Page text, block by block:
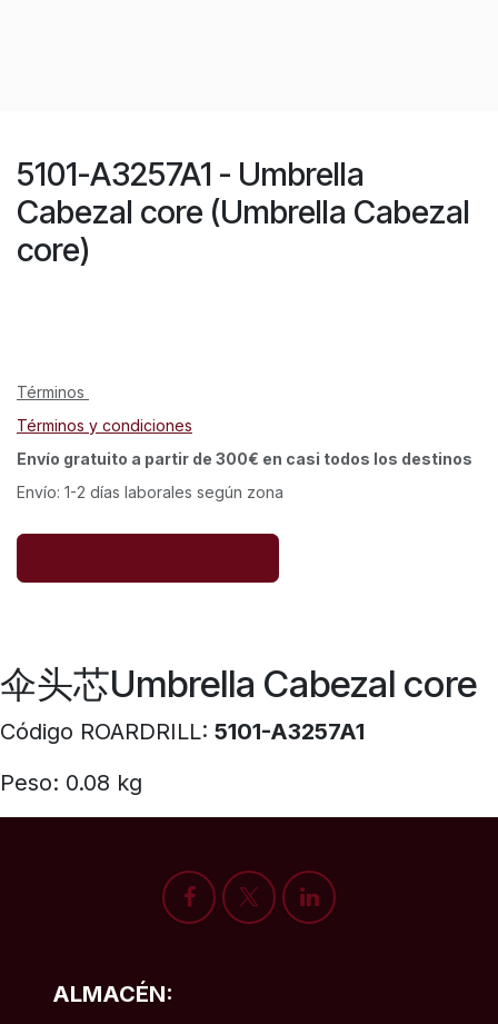
5101-A3257A1 - Umbrella
Cabezal core (Umbrella Cabezal
core)
Términos
Términos y condiciones
Envío gratuito a partir de 300€ en casi todos los destinos
Envío: 1-2 días laborales según zona
伞头芯Umbrella Cabezal core
Código ROARDRILL: 5101-A3257A1
Peso: 0.08 kg
ALMACÉN: